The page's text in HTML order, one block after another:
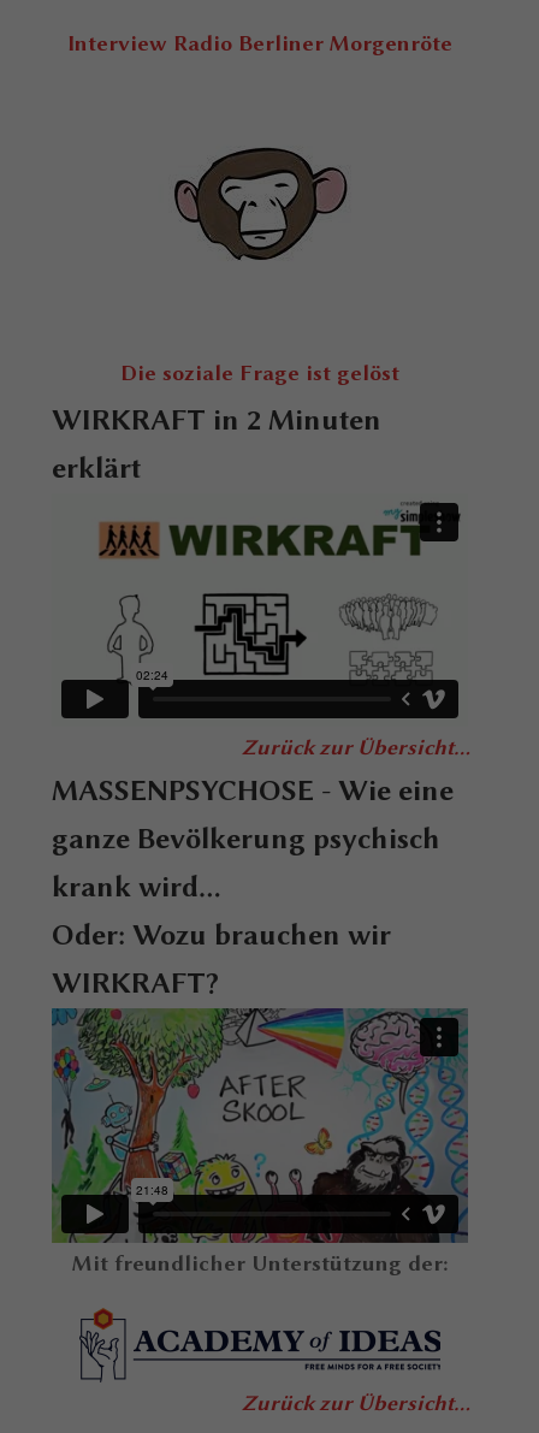
Interview Radio Berliner Morgenröte
Die soziale Frage ist gelöst
WIRKRAFT in 2 Minuten
erklärt
Zurück zur Übersicht...
MASSENPSYCHOSE - Wie eine
ganze Bevölkerung psychisch
krank wird...
Oder: Wozu brauchen wir
WIRKRAFT?
Mit freundlicher Unterstützung der:
Zurück zur Übersicht...